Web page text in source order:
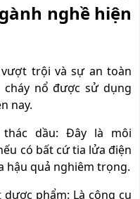
nghề hiện
trội và sự an toàn
nổ được sử dụng
nay.
thác dầu: Đây là môi
có bất cứ tia lửa điện
hậu quả nghiêm trọng.
phẩm: Là công cụ